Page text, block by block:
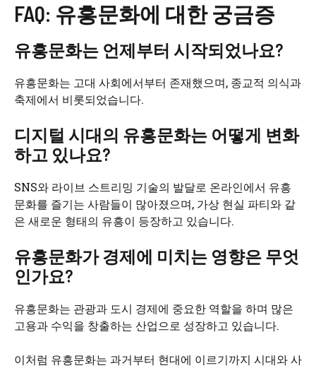
FAQ: 유흥문화에 대한 궁금증
유흥문화는 언제부터 시작되었나요?
유흥문화는 고대 사회에서부터 존재했으며, 종교적 의식과
축제에서 비롯되었습니다.
디지털 시대의 유흥문화는 어떻게 변화
하고 있나요?
SNS와 라이브 스트리밍 기술의 발달로 온라인에서 유흥
문화를 즐기는 사람들이 많아졌으며, 가상 현실 파티와 같
은 새로운 형태의 유흥이 등장하고 있습니다.
유흥문화가 경제에 미치는 영향은 무엇
인가요?
유흥문화는 관광과 도시 경제에 중요한 역할을 하며 많은
고용과 수익을 창출하는 산업으로 성장하고 있습니다.
이처럼 유흥문화는 과거부터 현대에 이르기까지 시대와 사